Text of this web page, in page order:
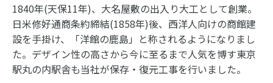
1840年(天保11年)、大名屋敷の出入り大工として創業。
日米修好通商条約締結(1858年)後、西洋人向けの商館建
設を手掛け、「洋館の鹿島」と称されるようになりまし
た。デザイン性の高さから今に至るまで人気を博す東京
駅丸の内駅舎も当社が保存・復元工事を行いました。